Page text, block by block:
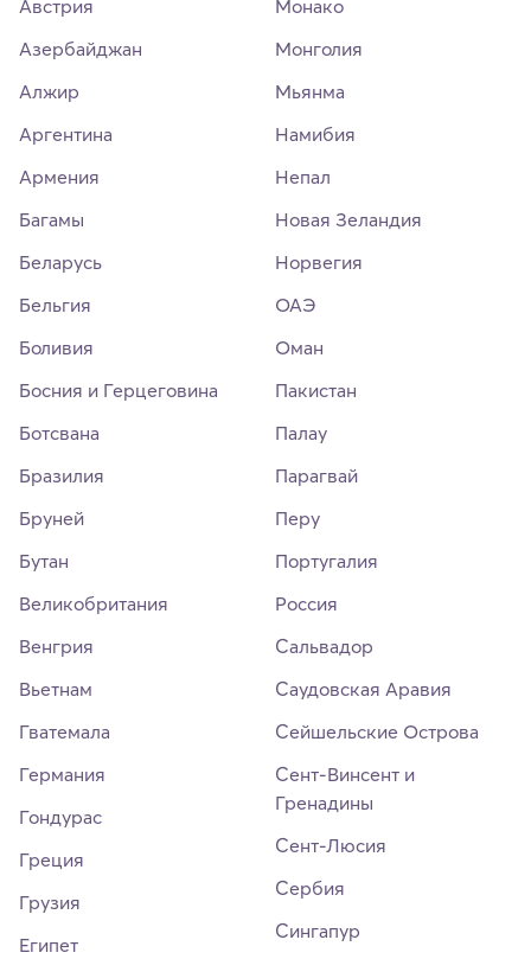
Австрия
Азербайджан
Алжир
Аргентина
Армения
Багамы
Беларусь
Бельгия
Боливия
Босния и Герцеговина
Ботсвана
Бразилия
Бруней
Бутан
Великобритания
Венгрия
Вьетнам
Гватемала
Германия
Гондурас
Греция
Грузия
Египет
Монако
Монголия
Мьянма
Намибия
Непал
Новая Зеландия
Норвегия
ОАЭ
Оман
Пакистан
Палау
Парагвай
Перу
Португалия
Россия
Сальвадор
Саудовская Аравия
Сейшельские Острова
Сент-Винсент и
Гренадины
Сент-Люсия
Сербия
Сингапур